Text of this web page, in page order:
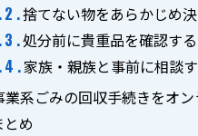
捨てない物をあらかじめ
処分前に貴重品を確認する
家族・親族と事前に相談
業系ごみの回収手続きをオ
とめ